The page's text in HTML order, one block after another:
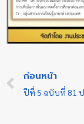
ก่อนหน้า